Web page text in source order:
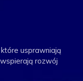
usprawniają
rozwój